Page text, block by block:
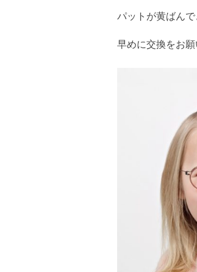
パットが黄ばん
早めに交換をお願